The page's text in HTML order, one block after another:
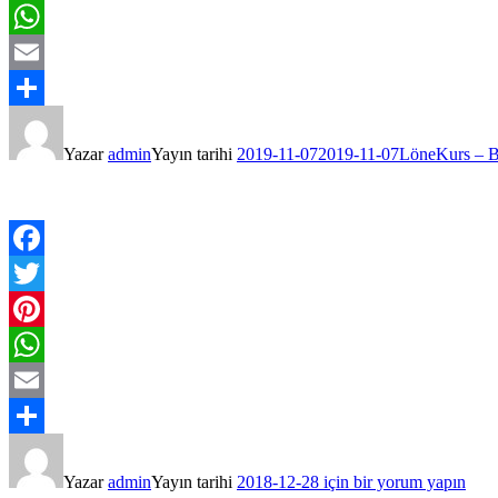
Pinterest
WhatsApp
Email
Share
YazaradminYayın tarihi 2019-11-072019-11-07LöneKurs –
Facebook
Twitter
Pinterest
WhatsApp
Email
Share
YazaradminYayın tarihi 2018-12-28 için bir yorum yapın